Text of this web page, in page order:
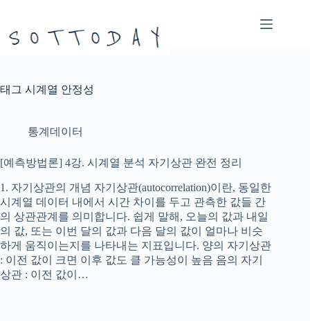
으
뛰
태그 시계열 안정성
통계데이터
[예측방법론] 4강. 시계열 분석 자기상관 완전 정리
1. 자기상관의 개념 자기상관(autocorrelation)이란, 동일한
시계열 데이터 내에서 시간 차이를 두고 관측한 값들 간
의 상관관계를 의미합니다. 쉽게 말해, 오늘의 값과 내일
의 값, 또는 이번 달의 값과 다음 달의 값이 얼마나 비슷
하게 움직이는지를 나타내는 지표입니다. 양의 자기상관
: 이전 값이 크면 이후 값도 클 가능성이 높음 음의 자기
상관 : 이전 값이…